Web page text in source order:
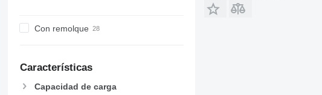
Con remolque
Características
Capacidad de carga